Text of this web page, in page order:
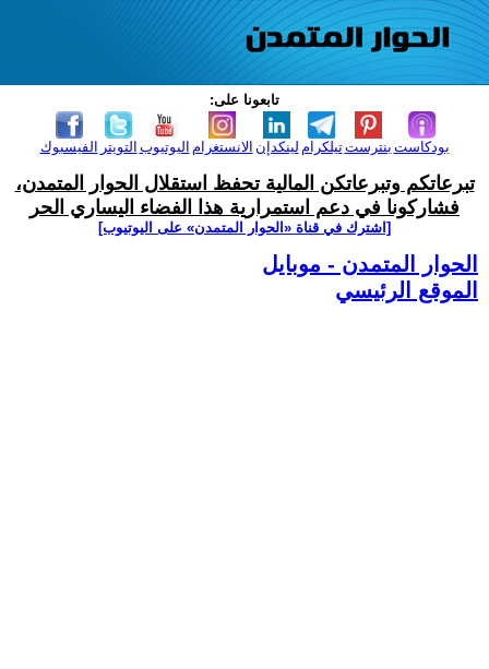
تابعونا على:
الفيسبوك التويتر اليوتيوب الانستغرام لينكدإن تيلكرامبنترست بودكاست
تبرعاتكم وتبرعاتكن المالية تحفظ استقلال الحوار المتمدن،
فشاركونا في دعم استمرارية هذا الفضاء اليساري الحر
[اشترك في قناة ‫«الحوار المتمدن» على اليوتيوب]
الحوار المتمدن - موبايل
الموقع الرئيسي